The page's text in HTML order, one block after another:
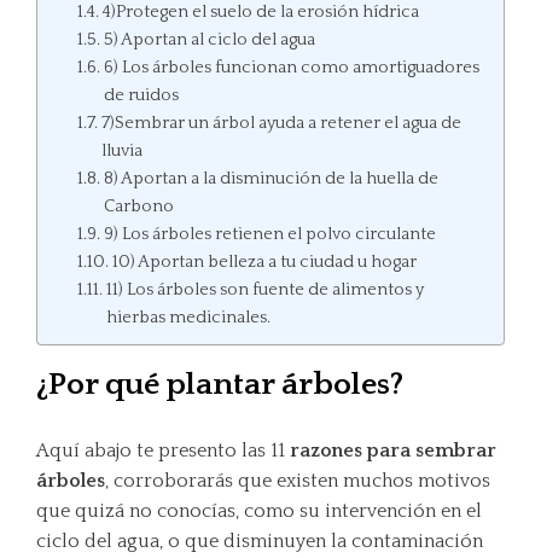
4)Protegen el suelo de la erosión hídrica
5) Aportan al ciclo del agua
6) Los árboles funcionan como amortiguadores
de ruidos
7)Sembrar un árbol ayuda a retener el agua de
lluvia
8) Aportan a la disminución de la huella de
Carbono
9) Los árboles retienen el polvo circulante
10) Aportan belleza a tu ciudad u hogar
11) Los árboles son fuente de alimentos y
hierbas medicinales.
¿Por qué plantar árboles?
Aquí abajo te presento las 11 razones para sembrar
árboles, corroborarás que existen muchos motivos
que quizá no conocías, como su intervención en el
ciclo del agua, o que disminuyen la contaminación